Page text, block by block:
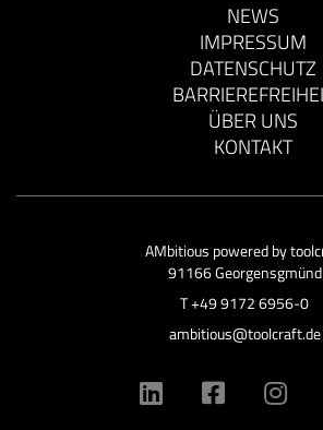
NEWS
IMPRESSUM
DATENSCHUTZ
ÜBER UNS
KONTAKT
AMbitious powered by
91166 Georgensgmünd
T+49 9172 6956-0
ambitious@toolcraft.de